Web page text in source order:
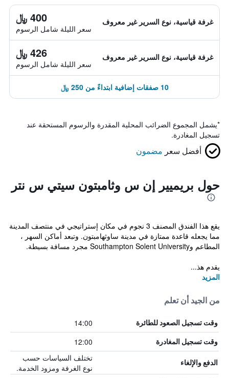
غرفة قياسية، نوع السرير غير معروف 400 ﷼
سعر الليلة شامل الرسوم
غرفة قياسية، نوع السرير غير معروف 426 ﷼
سعر الليلة شامل الرسوم
10 صفقات إضافية ابتداءً من 250 ﷼
*يشمل المجموع الضرائب المحلية المقدرة والرسوم المستحقة عند
تسجيل المغادرة.
أفضل سعر مضمون
حول بريميير إن س وثامبتون سيتي س نتر
يقع هذا الفندق المصنف 3 نجوم في مكان إستراتيجي في منتصف المدينة
مما يجعله قاعدة ممتازة في مدينة ساوثهامبتون. وتبعد أماكن السهر ،
المطاعم وSouthampton Solent University مجرد مسافة بسيطة.
يقدم هذ...
المزيد
من الجيد أن تعلم
وقت تسجيل الصعود للطائرة 14:00
وقت تسجيل المغادرة 12:00
الدفع والإلغاء
تختلف السياسات حسب
نوع الغرفة ومزود الخدمة.